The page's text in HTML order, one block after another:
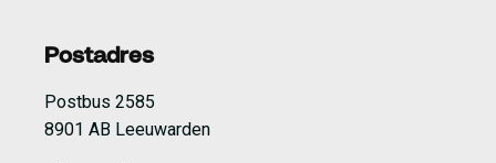
Postadres
Postbus 2585
8901 AB Leeuwarden